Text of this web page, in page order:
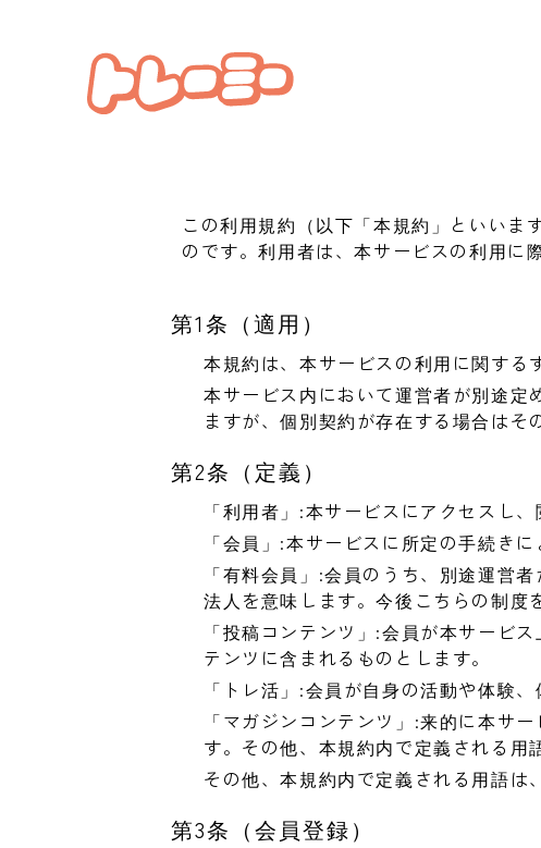
この利用規約（以下「本規約」といいま
のです。利用者は、本サービスの利用に
第1条（適用）
本規約は、本サービスの利用に関する
本サービス内において運営者が別途定
ますが、個別契約が存在する場合はそ
第2条（定義）
「利用者」:本サービスにアクセスし
「会員」:本サービスに所定の手続き
「有料会員」:会員のうち、別途運営
法人を意味します。今後こちらの制度
「投稿コンテンツ」:会員が本サービ
テンツに含まれるものとします。
「トレ活」:会員が自身の活動や体験
「マガジンコンテンツ」:来的に本サ
す。その他、本規約内で定義される用
その他、本規約内で定義される用語は
第3条（会員登録）